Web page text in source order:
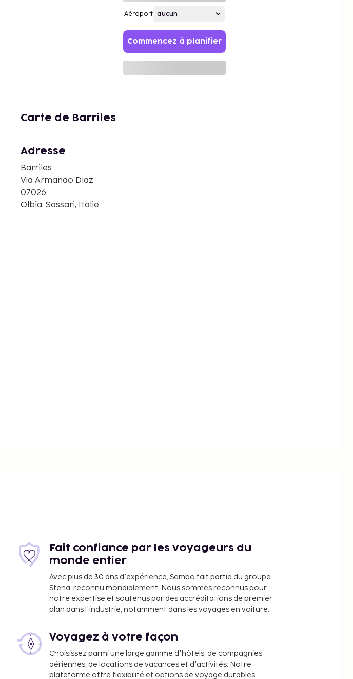
Aéroport
Commencez à planifier
Carte de Barriles
Adresse
Barriles
Via Armando Diaz
07026
Olbia, Sassari, Italie
Fait confiance par les voyageurs du
monde entier
Avec plus de 30 ans d'expérience, Sembo fait partie du groupe
Stena, reconnu mondialement. Nous sommes reconnus pour
notre expertise et soutenus par des accréditations de premier
plan dans l'industrie, notamment dans les voyages en voiture.
Voyagez à votre façon
Choisissez parmi une large gamme d'hôtels, de compagnies
aériennes, de locations de vacances et d'activités. Notre
plateforme offre flexibilité et options de voyage durables,